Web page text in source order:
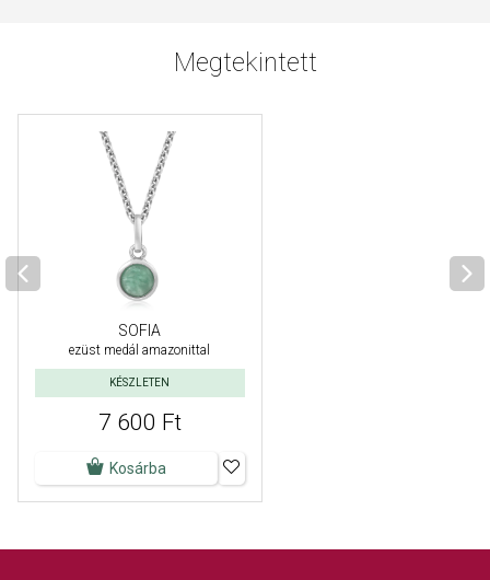
Megtekintett
SOFIA
ezüst medál amazonittal
KÉSZLETEN
7 600 Ft
Kosárba